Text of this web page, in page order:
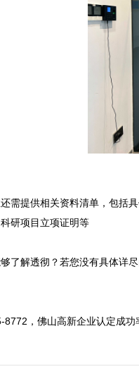
需提供相关资料清单，包括
研项目立项证明等
了解透彻？若您没有具体
8772，佛山高新企业认定成